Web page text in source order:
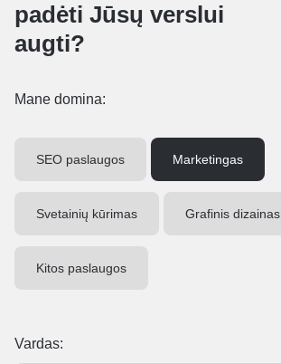
padėti Jūsų verslui
augti?
Mane domina:
SEO paslaugos Marketingas
Svetainių kūrimas Grafinis dizainas
Kitos paslaugos
Vardas: